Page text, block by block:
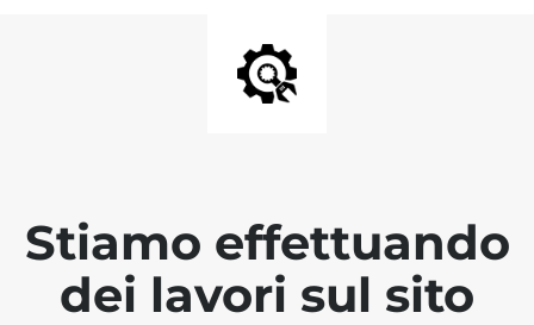
Stiamo effettuando
dei lavori sul sito